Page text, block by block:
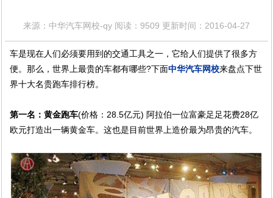
来源：中华汽车网校-qy 阅读：9509 更新时间：2016-04-27
车是现在人们必须要用到的交通工具之一，它给人们提供了很多方
便。那么，世界上最贵的车都有哪些?下面中华汽车网校来盘点下世
界十大名贵跑车排行榜。
第一名 ：黄金跑车(价格：28.5亿元) 阿拉伯一位富豪足足花费28亿
欧元打造出一辆黄金车。这也是目前世界上造价最为昂贵的汽车。